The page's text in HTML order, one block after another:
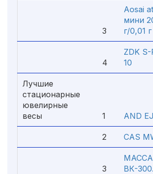
3
Aosai
мини
г/0,01 г
4
ZDK
10
Лучшие
стационарные
ювелирные
весы
1 AND
2 CAS
3
МАССА
ВК-